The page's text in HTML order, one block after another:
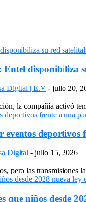
disponibiliza
Digital | E.V - julio 20,
la compañía activó
deportivos
Digital - julio 15, 2026
pero las transmisiones
que niños desde